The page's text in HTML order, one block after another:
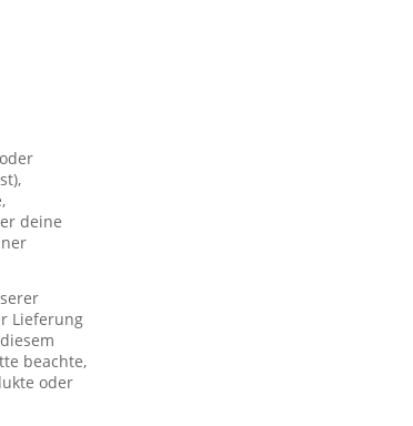
deine
Lieferung
beachte,
oder